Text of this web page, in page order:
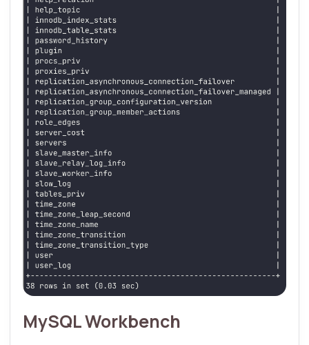
MySQL Workbench